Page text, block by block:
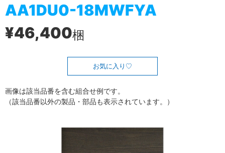
AA1DU0-18MWFYA
¥46,400梱
お気に入り
画像は該当品番を含む組合せ例です。
（該当品番以外の製品・部品も表示されています。）